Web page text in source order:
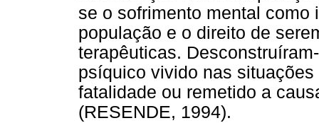
se o sofrimento mental como
população e o direito de
terapêuticas.
psíquico vivido nas
fatalidade ou remetido a
(RESENDE, 1994).